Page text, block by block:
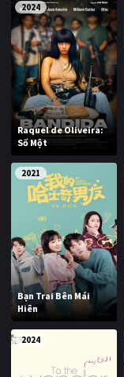
2024
Raquel de Oliveira:
Số Một
2021
Bạn Trai Bên Mái
Hiên
2024